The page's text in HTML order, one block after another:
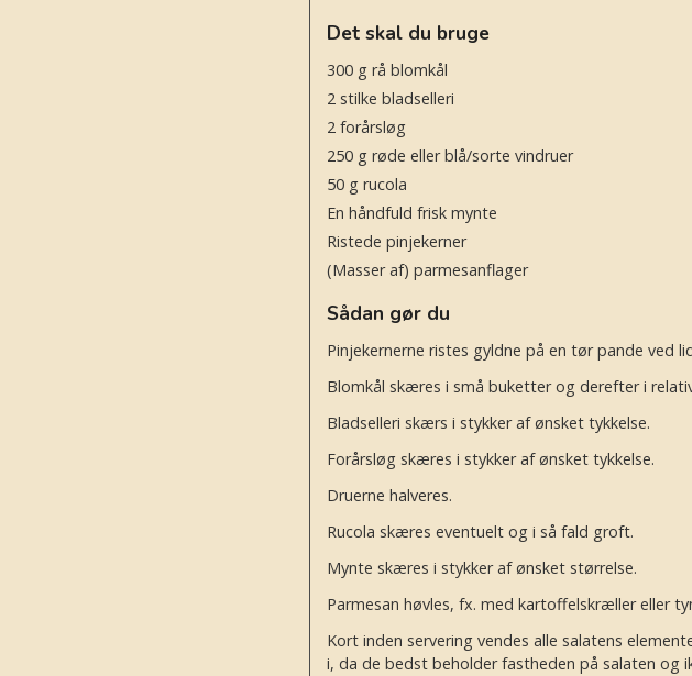
Det skal du bruge
300 g rå blomkål
2 stilke bladselleri
2 forårsløg
250 g røde eller blå/sorte vindruer
50 g rucola
En håndfuld frisk mynte
Ristede pinjekerner
(Masser af) parmesanflager
Sådan gør du
Pinjekernerne ristes gyldne på en tør pande ved
Blomkål skæres i små buketter og derefter i
Bladselleri skærs i stykker af ønsket tykkelse.
Forårsløg skæres i stykker af ønsket tykkelse.
Druerne halveres.
Rucola skæres eventuelt og i så fald groft.
Mynte skæres i stykker af ønsket størrelse.
Parmesan høvles, fx. med kartoffelskræller eller
Kort inden servering vendes alle salatens
i, da de bedst beholder fastheden på salaten og